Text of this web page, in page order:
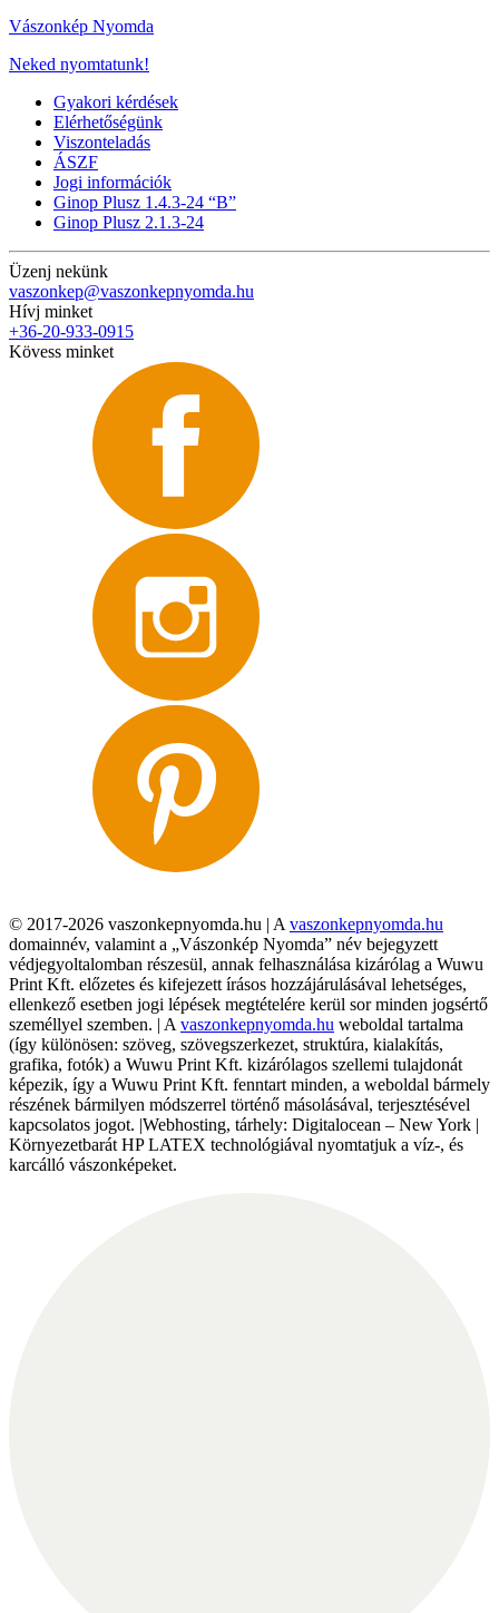
Vászonkép Nyomda
Neked nyomtatunk!
Gyakori kérdések
Elérhetőségünk
Viszonteladás
ÁSZF
Jogi információk
Ginop Plusz 1.4.3-24 “B”
Ginop Plusz 2.1.3-24
Üzenj nekünk
vaszonkep@vaszonkepnyomda.hu
Hívj minket
+36-20-933-0915
Kövess minket
© 2017-2026 vaszonkepnyomda.hu | A vaszonkepnyomda.hu
domainnév, valamint a „Vászonkép Nyomda” név bejegyzett
védjegyoltalomban részesül, annak felhasználása kizárólag a Wuwu
Print Kft. előzetes és kifejezett írásos hozzájárulásával lehetséges,
ellenkező esetben jogi lépések megtételére kerül sor minden jogsértő
személlyel szemben. | A vaszonkepnyomda.hu weboldal tartalma
(így különösen: szöveg, szövegszerkezet, struktúra, kialakítás,
grafika, fotók) a Wuwu Print Kft. kizárólagos szellemi tulajdonát
képezik, így a Wuwu Print Kft. fenntart minden, a weboldal bármely
részének bármilyen módszerrel történő másolásával, terjesztésével
kapcsolatos jogot. |Webhosting, tárhely: Digitalocean – New York |
Környezetbarát HP LATEX technológiával nyomtatjuk a víz-, és
karcálló vászonképeket.